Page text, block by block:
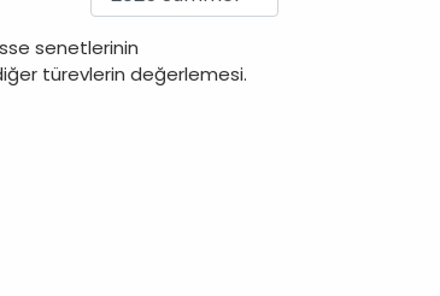
senetlerinin
türevlerin değerlemesi.